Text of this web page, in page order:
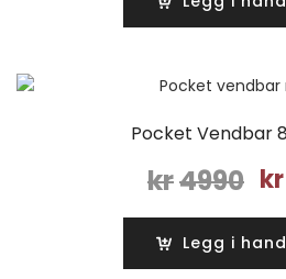
Pocket Vendbar
kr4990 kr
Legg i